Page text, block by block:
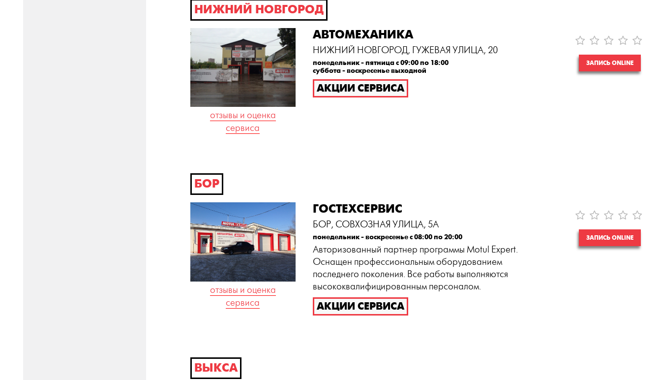
НИЖНИЙ НОВГОРОД
отзывы и оценка
сервиса
АВТОМЕХАНИКА
НИЖНИЙ НОВГОРОД, ГУЖЕВАЯ УЛИЦА, 20
понедельник - пятница с 09:00 по 18:00
суббота - воскресенье выходной
АКЦИИ СЕРВИСА
ЗАПИСЬ ONLINE
БОР
отзывы и оценка
сервиса
ГОСТЕХСЕРВИС
БОР, СОВХОЗНАЯ УЛИЦА, 5А
понедельник - воскресенье с 08:00 по 20:00
Авторизованный партнер программы Motul Expert.
Оснащен профессиональным оборудованием
последнего поколения. Все работы выполняются
высококвалифицированным персоналом.
АКЦИИ СЕРВИСА
ЗАПИСЬ ONLINE
ВЫКСА